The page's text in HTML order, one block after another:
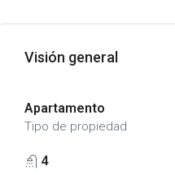
Visión general
Apartamento
Tipo de propiedad
4